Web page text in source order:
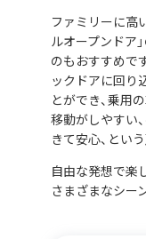
ファミリーに高
ルオープンドア
のもおすすめで
ックドアに回り
とができ、乗用
移動がしやすい
きて安心、とい
自由な発想で楽
さまざまなシー